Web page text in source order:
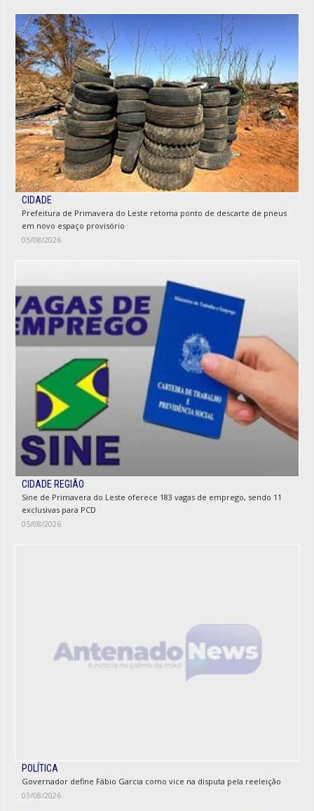
CIDADE
Prefeitura de Primavera do Leste retoma ponto de descarte de pneus
em novo espaço provisório
05/08/2026
CIDADE REGIÃO
Sine de Primavera do Leste oferece 183 vagas de emprego, sendo 11
exclusivas para PCD
05/08/2026
POLÍTICA
Governador define Fábio Garcia como vice na disputa pela reeleição
03/08/2026